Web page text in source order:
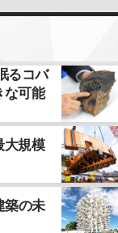
るコバ
な可能
大規模
築の未